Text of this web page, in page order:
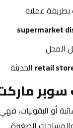
عملية
supermarket
المحل
retail الحديثة
سوبر